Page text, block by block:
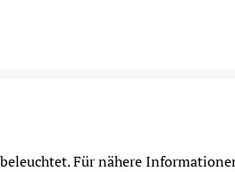
Für nähere